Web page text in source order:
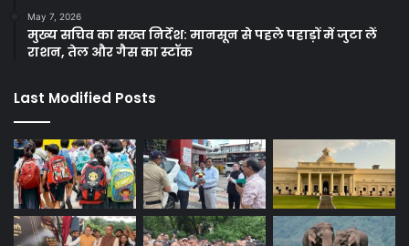
May 7, 2026
मुख्य सचिव का सख्त निर्देश: मानसून से पहले पहाड़ों में जुटा लें
राशन, तेल और गैस का स्टॉक
Last Modified Posts